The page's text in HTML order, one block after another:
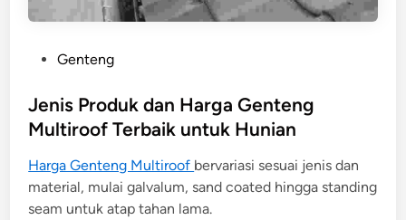
t
d
i
n
Genteng
Jenis Produk dan Harga Genteng
Multiroof Terbaik untuk Hunian
Harga Genteng Multiroof bervariasi sesuai jenis dan
material, mulai galvalum, sand coated hingga standing
seam untuk atap tahan lama.